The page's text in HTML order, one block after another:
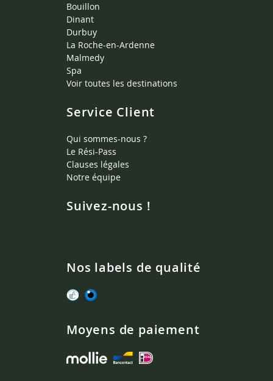
Bouillon
Dinant
Durbuy
La Roche-en-Ardenne
Malmedy
Spa
Voir toutes les destinations
Service Client
Qui sommes-nous ?
Le Rési-Pass
Clauses légales
Notre équipe
Suivez-nous !
Nos labels de qualité
Moyens de paiement